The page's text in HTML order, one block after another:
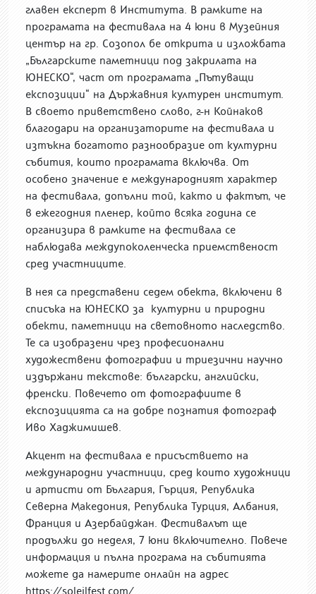
главен експерт в Института. В рамките на
програмата на фестивала на 4 юни в Музейния
център на гр. Созопол бе открита и изложбата
„Българските паметници под закрилата на
ЮНЕСКО“, част от програмата „Пътуващи
експозиции“ на Държавния културен институт.
В своето приветствено слово, г-н Койнаков
благодари на организаторите на фестивала и
изтъкна богатото разнообразие от културни
събития, които програмата включва. От
особено значение е международният характер
на фестивала, допълни той, както и фактът, че
в ежегодния пленер, който всяка година се
организира в рамките на фестивала се
наблюдава междупоколенческа приемственост
сред участниците.
В нея са представени седем обекта, включени в
списъка на ЮНЕСКО за
културни и природни
обекти, паметници на световното наследство.
Те са изобразени чрез професионални
художествени фотографии и триезични научно
издържани текстове: български, английски,
френски. Повечето от фотографиите в
експозицията са на добре познатия фотограф
Иво Хаджимишев.
Акцент на фестивала е присъствието на
международни участници, сред които художници
и артисти от България, Гърция, Република
Северна Македония, Република Турция, Албания,
Франция и Азербайджан. Фестивалът ще
продължи до неделя, 7 юни включително. Повече
информация и пълна програма на събитията
можете да намерите онлайн на адрес
https://soleilfest.com/.